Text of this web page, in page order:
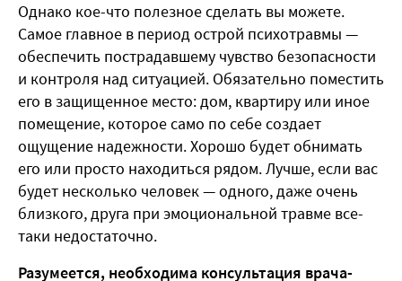
Однако кое-что полезное сделать вы можете.
Самое главное в период острой психотравмы —
обеспечить пострадавшему чувство безопасности
и контроля над ситуацией. Обязательно поместить
его в защищенное место: дом, квартиру или иное
помещение, которое само по себе создает
ощущение надежности. Хорошо будет обнимать
его или просто находиться рядом. Лучше, если вас
будет несколько человек — одного, даже очень
близкого, друга при эмоциональной травме все-
таки недостаточно.
Разумеется, необходима консультация врача-